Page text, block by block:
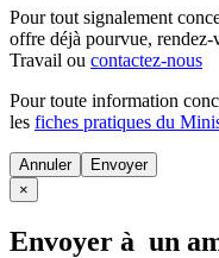
Pour tout signalement
offre déjà pourvue, rendez-
Travail ou contactez-nous
Pour toute information
les fiches pratiques du
Annuler
×
Envoyer à un